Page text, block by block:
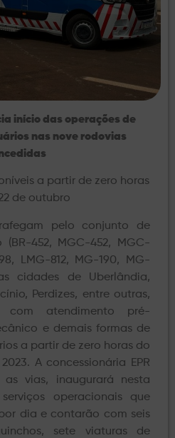
início das operações de
nas nove rodovias
a partir de zero horas
de outubro
pelo conjunto de
452, MGC-452, MGC-
LMG-812, MG-190, MG-
cidades de Uberlândia,
Perdizes, entre outras,
com atendimento pré-
e demais formas de
a partir de zero horas do
A concessionária EPR
as vias, inaugurará nesta
operacionais que
dia e contarão com seis
sete viaturas de